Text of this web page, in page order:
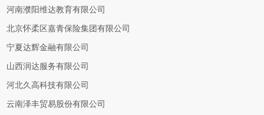
河南濮阳维达教育有限公司
北京怀柔区嘉青保险集团有限公司
宁夏达辉金融有限公司
山西润达服务有限公司
河北久高科技有限公司
云南泽丰贸易股份有限公司